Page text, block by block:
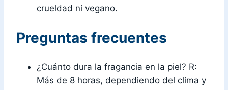
crueldad ni vegano.
Preguntas frecuentes
¿Cuánto dura la fragancia en la piel? R:
Más de 8 horas, dependiendo del clima y